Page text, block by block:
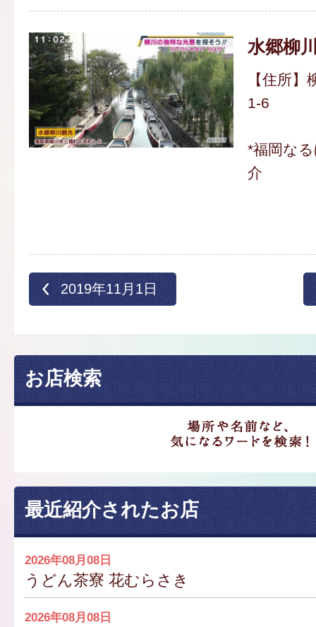
水郷柳
【住所
1-6
*福岡な
介
2019年11月1日
お店検索
最近紹介されたお店
2026年08月08日
うどん茶寮 花むらさき
2026年08月08日